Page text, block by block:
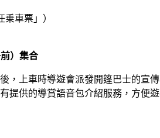
車票」）
）集合
，上車時導遊會派發開篷巴士的宣
提供的導賞語音包介紹服務，方便